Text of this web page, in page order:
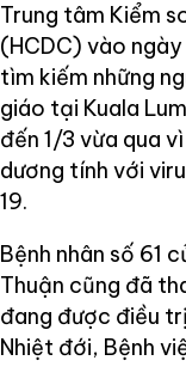
Trung tâm Kiểm
(HCDC) vào
tìm kiếm những
giáo tại Kuala
đến 1/3 vừa qua
dương tính với
19.
Bệnh nhân số 61
Thuận cũng đã
đang được điều
Nhiệt đới, Bệnh